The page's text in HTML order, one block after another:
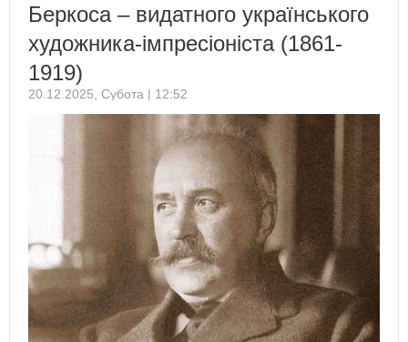
Беркоса – видатного українського
художника-імпресіоніста (1861-
1919)
20.12.2025, Субота | 12:52